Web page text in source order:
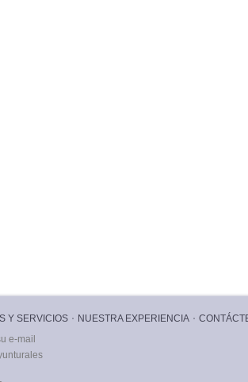
Y SERVICIOS
e-mail
NUESTRA EXPERIENCIA